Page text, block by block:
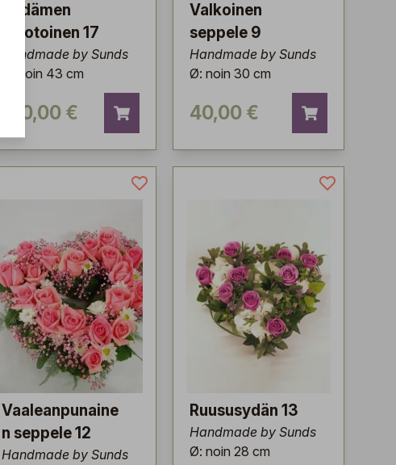
Sydämen
muotoinen 17
Handmade by Sunds
Ø: noin 43 cm
150,00 €
Valkoinen
seppele 9
Handmade by Sunds
Ø: noin 30 cm
40,00 €
Vaaleanpunaine
n seppele 12
Handmade by Sunds
Ruususydän 13
Handmade by Sunds
Ø: noin 28 cm